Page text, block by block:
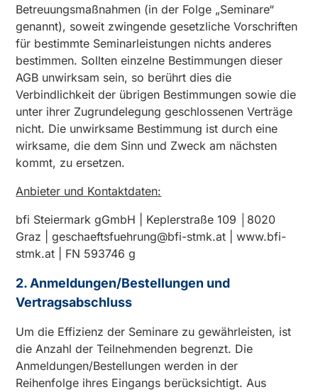
Betreuungsmaßnahmen (in der Folge „Seminare“
genannt), soweit zwingende gesetzliche Vorschriften
für bestimmte Seminarleistungen nichts anderes
bestimmen. Sollten einzelne Bestimmungen dieser
AGB unwirksam sein, so berührt dies die
Verbindlichkeit der übrigen Bestimmungen sowie die
unter ihrer Zugrundelegung geschlossenen Verträge
nicht. Die unwirksame Bestimmung ist durch eine
wirksame, die dem Sinn und Zweck am nächsten
kommt, zu ersetzen.
Anbieter und Kontaktdaten:
bfi Steiermark gGmbH | Keplerstraße 109 │8020
Graz | geschaeftsfuehrung@bfi-stmk.at | www.bfi-
stmk.at | FN 593746 g
2. Anmeldungen/Bestellungen und
Vertragsabschluss
Um die Effizienz der Seminare zu gewährleisten, ist
die Anzahl der Teilnehmenden begrenzt. Die
Anmeldungen/Bestellungen werden in der
Reihenfolge ihres Eingangs berücksichtigt. Aus